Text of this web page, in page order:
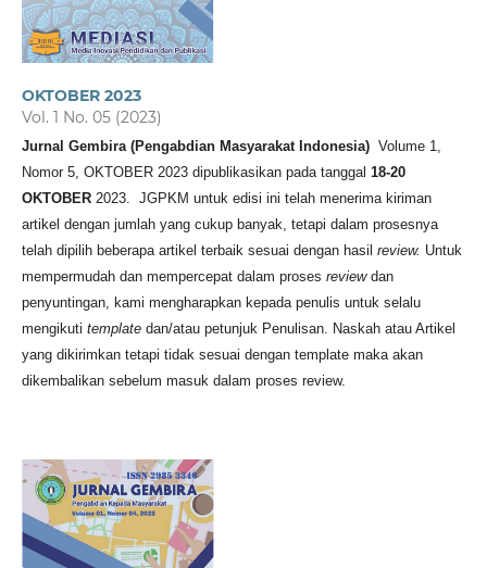
OKTOBER 2023
Vol. 1 No. 05 (2023)
Jurnal Gembira (Pengabdian Masyarakat Indonesia) Volume 1,
Nomor 5, OKTOBER 2023 dipublikasikan pada tanggal 18-20
OKTOBER2023.
JGPKM untuk edisi ini telah menerima kiriman
artikel dengan jumlah yang cukup banyak, tetapi dalam prosesnya
telah dipilih beberapa artikel terbaik sesuai dengan hasil review. Untuk
mempermudah dan mempercepat dalam proses review dan
penyuntingan, kami mengharapkan kepada penulis untuk selalu
mengikuti template dan/atau petunjuk Penulisan. Naskah atau Artikel
yang dikirimkan tetapi tidak sesuai dengan template maka akan
dikembalikan sebelum masuk dalam proses review.